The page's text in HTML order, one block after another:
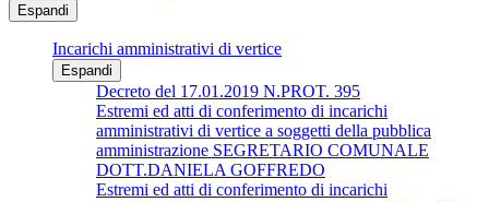
Espandi
Incarichi amministrativi di vertice
Espandi
Decreto del 17.01.2019 N.PROT. 395
Estremi ed atti di conferimento di incarichi
amministrativi di vertice a soggetti della pubblica
amministrazione SEGRETARIO COMUNALE
DOTT.DANIELA GOFFREDO
Estremi ed atti di conferimento di incarichi